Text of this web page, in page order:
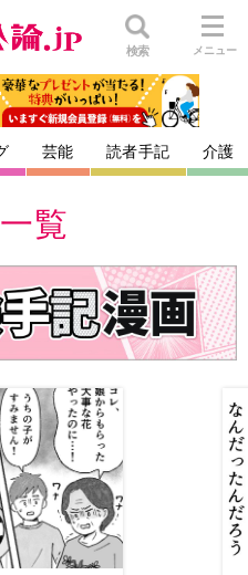
検索 メニュー
芸能 読者手記 介護
覧